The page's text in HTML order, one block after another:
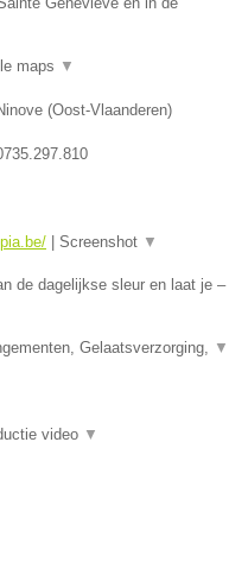
maps ▼
(Oost-Vlaanderen)
Screenshot ▼
de dagelijkse sleur en laat je –
Gelaatsverzorging, ▼
video ▼